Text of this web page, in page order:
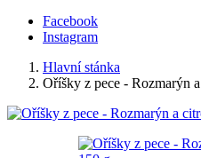
Facebook
Instagram
Hlavní stánka
Oříšky z pece - Rozmarýn